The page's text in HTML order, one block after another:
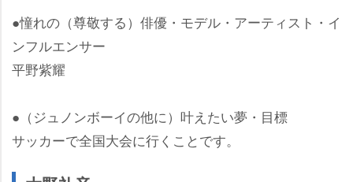
●憧れの（尊敬する）俳優・モデル・アーティスト・イ
ンフルエンサー
平野紫耀
●（ジュノンボーイの他に）叶えたい夢・目標
サッカーで全国大会に行くことです。